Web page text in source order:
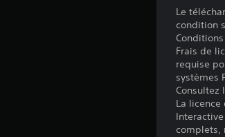
Le
condition
Frais de
requise
systèmes
Consultez
La
complets,